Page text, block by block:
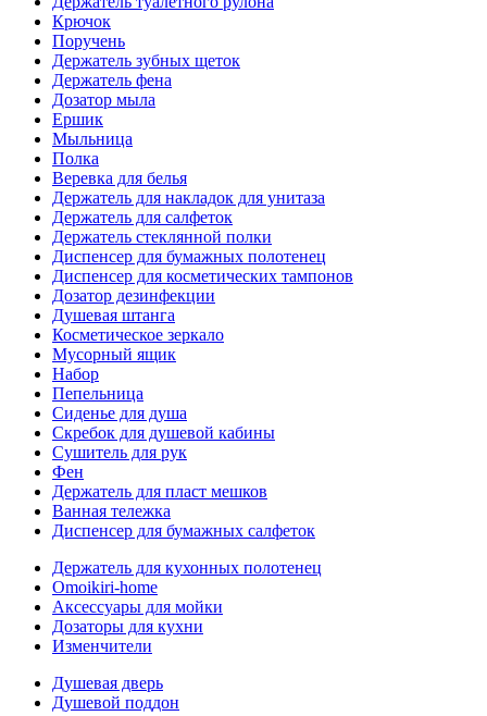
Крючок
Поручень
Держатель зубных щеток
Держатель фена
Дозатор мыла
Eршик
Мыльница
Полка
Веревка для белья
Держатель для накладок для унитаза
Держатель для салфеток
Держатель стеклянной полки
Диспенсер для бумажных полотенец
Диспенсер для косметических тампонов
Дозатор дезинфекции
Душевая штанга
Косметическое зеркало
Мусорный ящик
Набор
Пепельница
Сиденье для душа
Скребок для душевой кабины
Сушитель для рук
Фен
Держатель для пласт мешков
Ванная тележка
Диспенсер для бумажных салфеток
Держатель для кухонных полотенец
Omoikiri-home
Аксессуары для мойки
Дозаторы для кухни
Изменчители
Душевая дверь
Душевой поддон